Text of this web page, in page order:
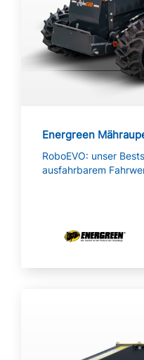
Energreen
RoboEVO: unser
ausfahrbarem